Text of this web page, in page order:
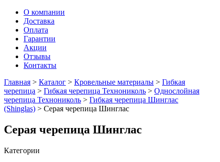
О компании
Доставка
Оплата
Гарантии
Акции
Отзывы
Контакты
Главная > Каталог > Кровельные материалы > Гибкая
черепица > Гибкая черепица Технониколь > Однослойная
черепица Технониколь > Гибкая черепица Шинглас
(Shinglas) > Серая черепица Шинглас
Серая черепица Шинглас
Категории